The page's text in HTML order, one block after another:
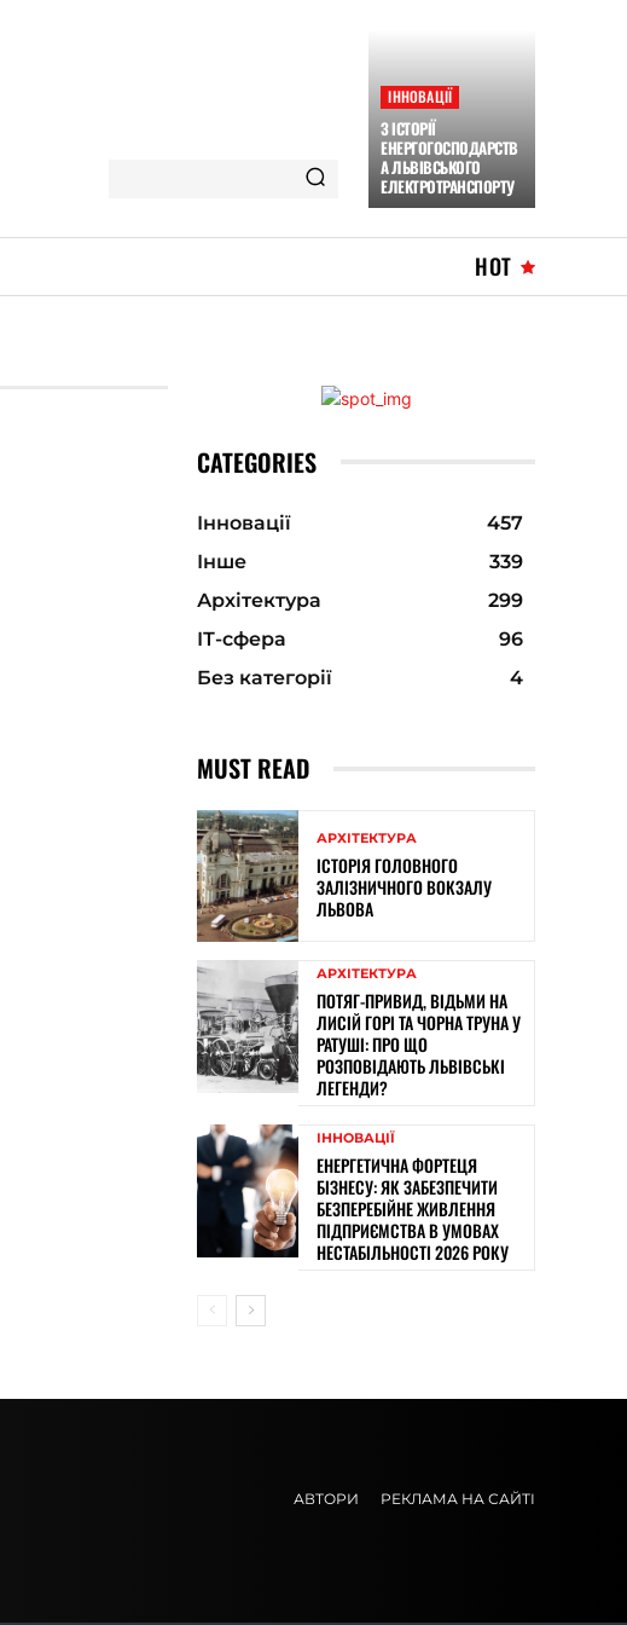
ІННОВАЦІЇ
З ІСТОРІЇ
ЕНЕРГОГОСПОДАРСТВ
А ЛЬВІВСЬКОГО
ЕЛЕКТРОТРАНСПОРТУ
HOT
CATEGORIES
Інновації
457
Інше
339
Архітектура
299
ІТ-сфера
96
Без категорії
4
MUST READ
АРХІТЕКТУРА
ІСТОРІЯ ГОЛОВНОГО
ЗАЛІЗНИЧНОГО ВОКЗАЛУ
ЛЬВОВА
АРХІТЕКТУРА
ПОТЯГ-ПРИВИД, ВІДЬМИ НА
ЛИСІЙ ГОРІ ТА ЧОРНА ТРУНА У
РАТУШІ: ПРО ЩО
РОЗПОВІДАЮТЬ ЛЬВІВСЬКІ
ЛЕГЕНДИ?
ІННОВАЦІЇ
ЕНЕРГЕТИЧНА ФОРТЕЦЯ
БІЗНЕСУ: ЯК ЗАБЕЗПЕЧИТИ
БЕЗПЕРЕБІЙНЕ ЖИВЛЕННЯ
ПІДПРИЄМСТВА В УМОВАХ
НЕСТАБІЛЬНОСТІ 2026 РОКУ
АВТОРИ РЕКЛАМА НА САЙТІ